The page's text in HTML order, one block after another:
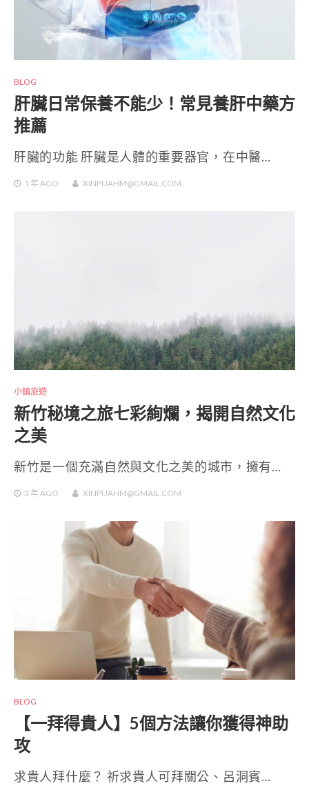
BLOG
肝臟日常保養不能少！常見養肝中藥方
推薦
肝臟的功能 肝臟是人體的重要器官，在中醫…
1 年AGO XINPUAHM@GMAIL.COM
小鎮旅遊
新竹秘境之旅七彩絢爛，揭開自然文化
之美
新竹是一個充滿自然與文化之美的城市，擁有…
3 年AGO XINPUAHM@GMAIL.COM
BLOG
【一拜得貴人】5個方法讓你獲得神助
攻
求貴人拜什麼？ 祈求貴人可拜關公、呂洞賓…